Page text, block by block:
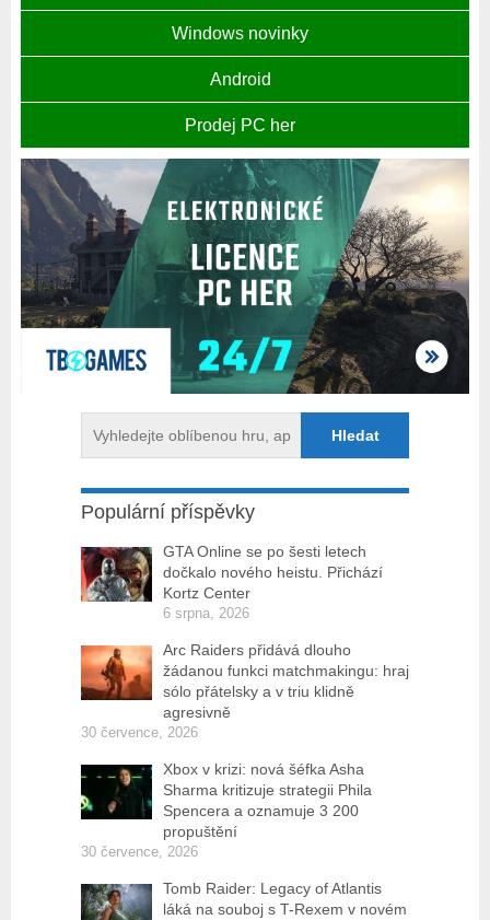
Windows novinky
Android
Prodej PC her
Populární příspěvky
GTA Online se po šesti letech
dočkalo nového heistu. Přichází
Kortz Center
6 srpna, 2026
Arc Raiders přidává dlouho
žádanou funkci matchmakingu: hraj
sólo přátelsky a v triu klidně
agresivně
30 července, 2026
Xbox v krizi: nová šéfka Asha
Sharma kritizuje strategii Phila
Spencera a oznamuje 3 200
propuštění
30 července, 2026
Tomb Raider: Legacy of Atlantis
láká na souboj s T-Rexem v novém